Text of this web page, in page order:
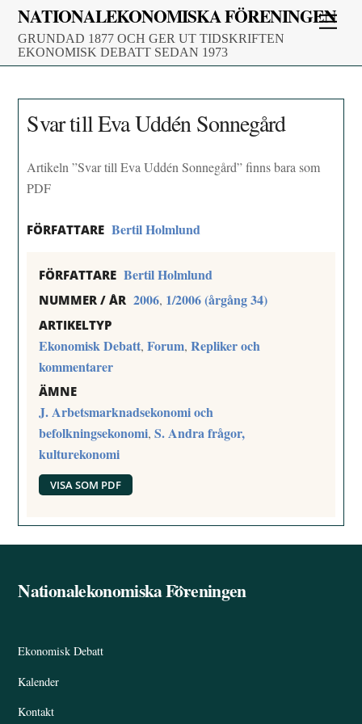
Skip
content
NATIONALEKONOMISKA FÖRENINGEN
GRUNDAD 1877 OCH GER UT TIDSKRIFTEN
EKONOMISK DEBATT SEDAN 1973
Svar till Eva Uddén Sonnegård
Artikeln ”Svar till Eva Uddén Sonnegård” finns bara som
PDF
FÖRFATTARE Bertil Holmlund
FÖRFATTARE Bertil Holmlund
NUMMER / ÅR 2006, 1/2006 (årgång 34)
ARTIKELTYP
Ekonomisk Debatt,Forum,Repliker och
kommentarer
ÄMNE
J. Arbetsmarknadsekonomi och
befolkningsekonomi,S. Andra frågor,
kulturekonomi
VISA SOM PDF
Back
Nationalekonomiska Föreningen
Ekonomisk Debatt
Kalender
Kontakt